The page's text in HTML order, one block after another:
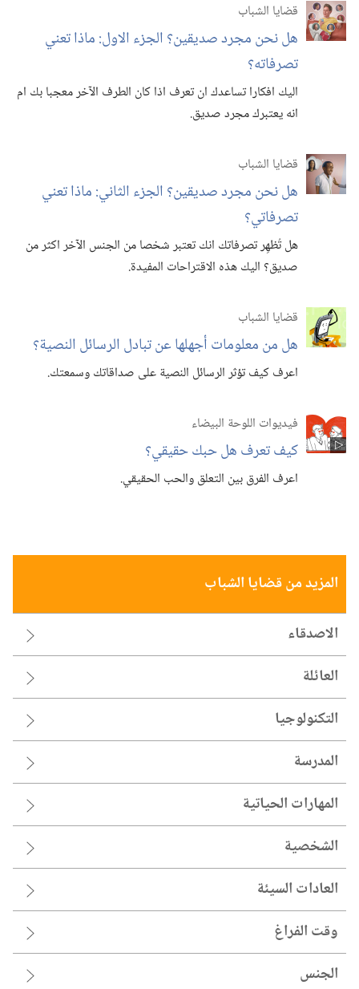
قضايا الشباب
هل نحن مجرد صديقين؟‏ الجزء الاول:‏ ماذا تعني
تصرفاته؟‏
اليك افكارا تساعدك ان تعرف اذا كان الطرف الآخر معجبا بك ام
انه يعتبرك مجرد صديق.‏
قضايا الشباب
هل نحن مجرد صديقين؟‏ الجزء الثاني:‏ ماذا تعني
تصرفاتي؟‏
هل تُظهِر تصرفاتك انك تعتبر شخصا من الجنس الآخر اكثر من
صديق؟‏ اليك هذه الاقتراحات المفيدة.‏
قضايا الشباب
هل من معلومات أجهلها عن تبادل الرسائل النصية؟‏
اعرف كيف تؤثر الرسائل النصية على صداقاتك وسمعتك.‏
فيديوات اللوحة البيضاء
كيف تعرف هل حبك حقيقي؟‏
اعرف الفرق بين التعلق والحب الحقيقي.‏
المزيد من قضايا الشباب
الاصدقاء
العائلة
التكنولوجيا
المدرسة
المهارات الحياتية
الشخصية
العادات السيئة
وقت الفراغ
الجنس